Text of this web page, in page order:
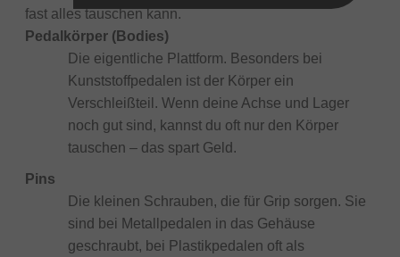
fast alles tauschen kann.
Pedalkörper (Bodies)
Die eigentliche Plattform. Besonders bei
Kunststoffpedalen ist der Körper ein
Verschleißteil. Wenn deine Achse und Lager
noch gut sind, kannst du oft nur den Körper
tauschen – das spart Geld.
Pins
Die kleinen Schrauben, die für Grip sorgen. Sie
sind bei Metallpedalen in das Gehäuse
geschraubt, bei Plastikpedalen oft als